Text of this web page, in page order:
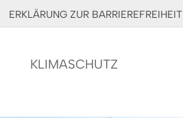
ERKLÄRUNG ZUR BARRIEREFREIHEIT
KLIMASCHUTZ